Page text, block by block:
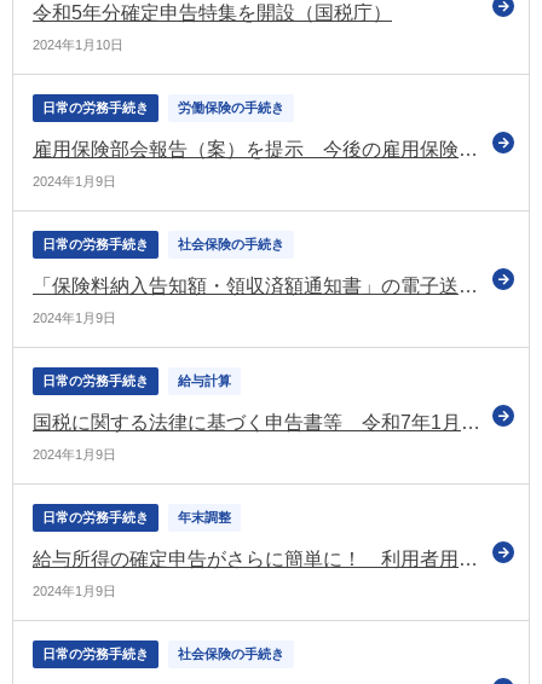
令和5年分確定申告特集を開設（国税庁）
2024年1月10日
日常の労務手続き 労働保険の手続き
雇用保険部会報告（案）を提示 今後の雇用保険制度等の見直しの方向を示す（労政審の雇用保険部会）
2024年1月9日
日常の労務手続き 社会保険の手続き
「保険料納入告知額・領収済額通知書」の電子送付の開始 オンライン事業所年金情報サービスの利用を呼びかけ（日本年金機構）
2024年1月9日
日常の労務手続き 給与計算
国税に関する法律に基づく申告書等 令和7年1月からは控えへの収受日付印の押なつを廃止（国税庁）
2024年1月9日
日常の労務手続き 年末調整
給与所得の確定申告がさらに簡単に！ 利用者用ページを更新（国税庁）
2024年1月9日
日常の労務手続き 社会保険の手続き